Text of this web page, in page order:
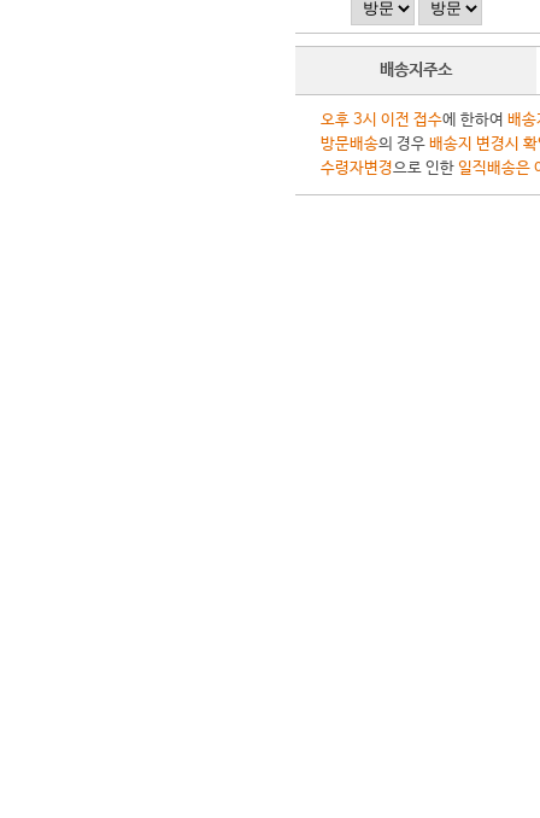
배송지주소
오후 3시 이전 접수에 한하여 배송
방문배송의 경우 배송지 변경시
수령자변경으로 인한 일직배송은